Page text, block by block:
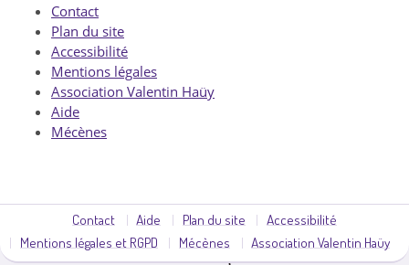
Contact
Plan du site
Accessibilité
Mentions légales
Association Valentin Haüy
Aide
Mécènes
Contact Aide Plan du site
Accessibilité
Mentions légales et RGPD
Mécènes Association Valentin Haüy